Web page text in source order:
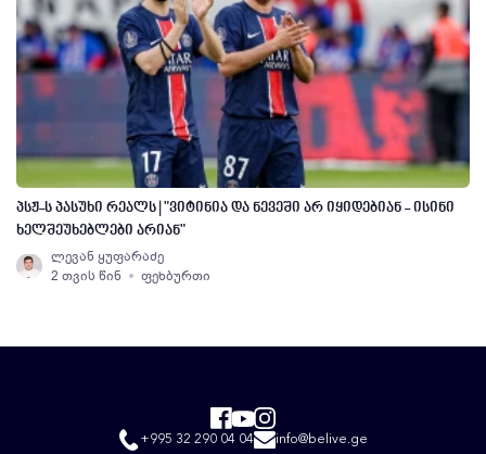
პსჟ-ს პასუხი რეალს | "ვიტინია და ნევეში არ იყიდებიან - ისინი
ხელშეუხებლები არიან"
ლევან ყუფარაძე
2 თვის წინ
ფეხბურთი
+995 32 290 04 04 info@belive.ge